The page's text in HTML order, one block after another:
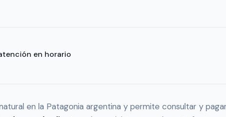
en horario
en la Patagonia argentina y permite consultar y